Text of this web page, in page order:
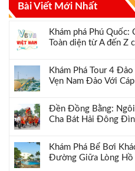
Bài Viết Mới Nhất
Khám phá Phú
Toàn diện từ A đến Z
Khám Phá Tour 4
Vẹn Nam Đảo Với
Đền Đồng Bằng:
Cha Bát Hải Đông
Khám Phá Bể Bơi
Đường Giữa Lòng